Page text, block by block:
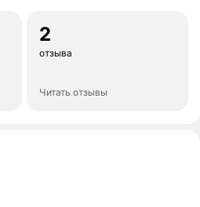
2
отзыва
Читать отзывы